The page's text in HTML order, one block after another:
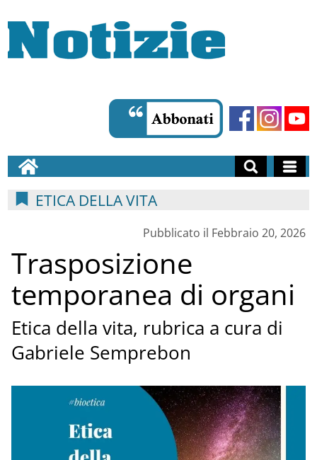
ETICA DELLA VITA
Pubblicato il Febbraio 20, 2026
Trasposizione
temporanea di organi
Etica della vita, rubrica a cura di
Gabriele Semprebon